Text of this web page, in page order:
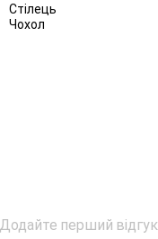
Стілець
Чохол
Додайте перший відгук